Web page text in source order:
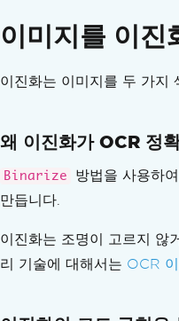
Linux에서
OCR 정확도
점선 테이블
Garbled
언어 팩
방정식
7세그먼트 디
슬래시 처리
이미지를 이진
이진화는 이미지를 두 가지
왜 이진화가 OCR 정
Binarize
방법을 사용하
만듭니다.
이진화는 조명이 고르지 않
리 기술에 대해서는 OCR